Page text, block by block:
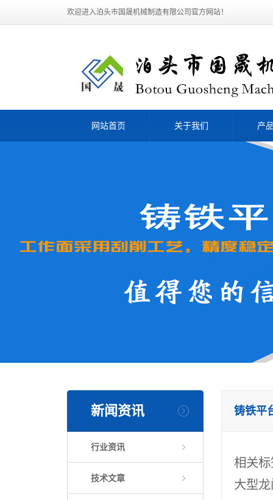
欢迎进入泊头市国晟机械制造有限公司官方网站！
网站首页 关于我们 产
新闻资讯
行业资讯
技术文章
铸铁平
相关
大型